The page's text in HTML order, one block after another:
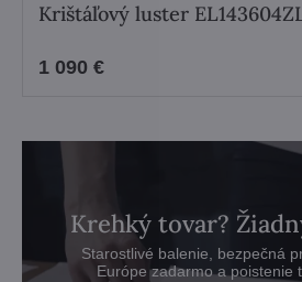
Krištáľový luster
1 090 €
Krehký tovar?
Starostlivé balenie, bezpečná
Európe zadarmo a poistenie